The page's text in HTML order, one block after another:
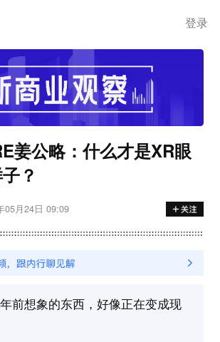
登录
姜公略：什么才是XR眼
？
05月24日 09:09
前想象的东西，好像正在变成现